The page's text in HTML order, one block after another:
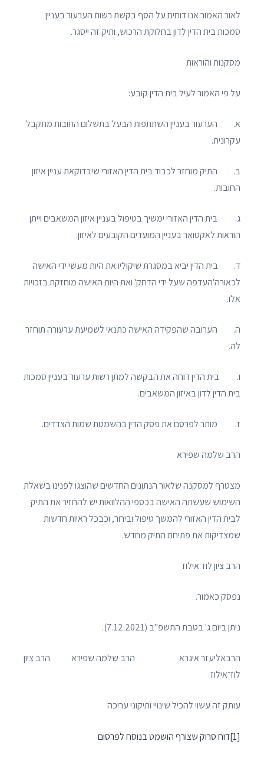
לאור האמור אנו דוחים על הסף בקשת רשות הערעור בעניין
סמכות בית הדין לדון בחלוקת הרכוש, ותיק זה ייסגר.
מסקנות והוראות
על פי האמור לעיל בית הדין קובע:
א. הערעור בעניין השתתפות הבעל בתשלום החובות מתקבל
עקרונית.
ב. התיק מוחזר לכבוד בית הדין האזורי שיבדוקאת עניין איזון
החובות.
ג. בית הדין האזורי ימשיך בטיפול בעניין איזון המשאבים וייתן
הוראות לאקטואר בעניין המועדים הקובעים לאיזון.
ד. בית הדין יביא במסגרת שיקוליו את היות מעשי ידי האישה
לכאורה'העדפה שעל ידי הדחק' ואת היות האישה מוחזקת בזכויות
אלו.
ה. הערובה שהפקידה האישה כתנאי לשמיעת ערעורה תוחזר
לה.
ו. בית הדין דוחה את הבקשה למתן רשות ערעור בעניין סמכות
בית הדין לדון באיזון המשאבים.
ז. מותר לפרסם את פסק הדין בהשמטת שמות הצדדים.
הרב שלמה שפירא
מצטרף למסקנה שלאור הנתונים החדשים שהוצגו לפנינו בשאלת
השימוש שעשתה האישה בכספי ההלוואות יש להחזיר את התיק
לבית הדין האזורי להמשך טיפול ובירור, וכבכל ראיות חדשות
שמצדיקות את פתיחת התיק מחדש.
הרב ציון לוז־אילוז
נפסק כאמור.
ניתן ביום ג' בטבת התשפ"ב (7.12.2021).
הרבאליעזר איגרא הרב שלמה שפירא הרב ציון
לוז־אילוז
עותק זה עשוי להכיל שינויי ותיקוני עריכה
[1]דוח סרוק שצורף הושמט בנוסח לפרסום